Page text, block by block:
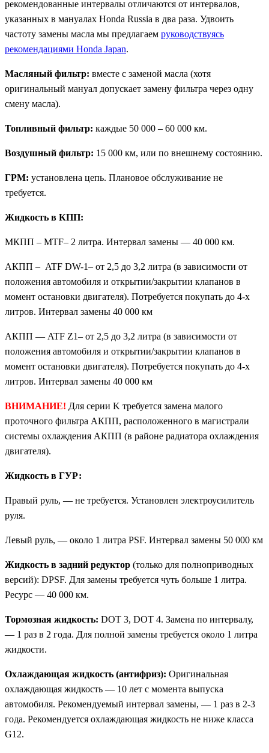
рекомендованные интервалы отличаются от интервалов,
указанных в мануалах Honda Russia в два раза. Удвоить
частоту замены масла мы предлагаем руководствуясь
рекомендациями Honda Japan.
Масляный фильтр: вместе с заменой масла (хотя
оригинальный мануал допускает замену фильтра через одну
смену масла).
Топливный фильтр: каждые 50 000 – 60 000 км.
Воздушный фильтр: 15 000 км, или по внешнему состоянию.
ГРМ: установлена цепь. Плановое обслуживание не
требуется.
Жидкость в КПП:
МКПП – MTF– 2 литра. Интервал замены — 40 000 км.
АКПП – ATF DW-1– от 2,5 до 3,2 литра (в зависимости от
положения автомобиля и открытии/закрытии клапанов в
момент остановки двигателя). Потребуется покупать до 4-х
литров. Интервал замены 40 000 км
АКПП — ATF Z1– от 2,5 до 3,2 литра (в зависимости от
положения автомобиля и открытии/закрытии клапанов в
момент остановки двигателя). Потребуется покупать до 4-х
литров. Интервал замены 40 000 км
ВНИМАНИЕ! Для серии K требуется замена малого
проточного фильтра АКПП, расположенного в магистрали
системы охлаждения АКПП (в районе радиатора охлаждения
двигателя).
Жидкость в ГУР:
Правый руль, — не требуется. Установлен электроусилитель
руля.
Левый руль, — около 1 литра PSF. Интервал замены 50 000 км
Жидкость в задний редуктор (только для полноприводных
версий): DPSF. Для замены требуется чуть больше 1 литра.
Ресурс — 40 000 км.
Тормозная жидкость: DOT 3, DOT 4. Замена по интервалу,
— 1 раз в 2 года. Для полной замены требуется около 1 литра
жидкости.
Охлаждающая жидкость (антифриз): Оригинальная
охлаждающая жидкость — 10 лет с момента выпуска
автомобиля. Рекомендуемый интервал замены, — 1 раз в 2-3
года. Рекомендуется охлаждающая жидкость не ниже класса
G12.